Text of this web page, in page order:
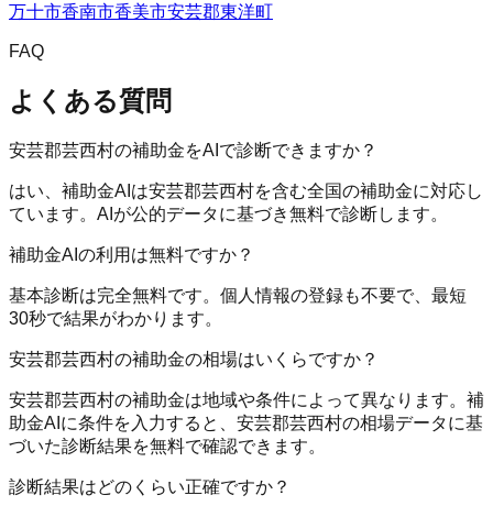
万十市香南市香美市安芸郡東洋町
FAQ
よくある質問
安芸郡芸西村の補助金をAIで診断できますか？
はい、補助金AIは安芸郡芸西村を含む全国の補助金に対応し
ています。AIが公的データに基づき無料で診断します。
補助金AIの利用は無料ですか？
基本診断は完全無料です。個人情報の登録も不要で、最短
30秒で結果がわかります。
安芸郡芸西村の補助金の相場はいくらですか？
安芸郡芸西村の補助金は地域や条件によって異なります。補
助金AIに条件を入力すると、安芸郡芸西村の相場データに基
づいた診断結果を無料で確認できます。
診断結果はどのくらい正確ですか？